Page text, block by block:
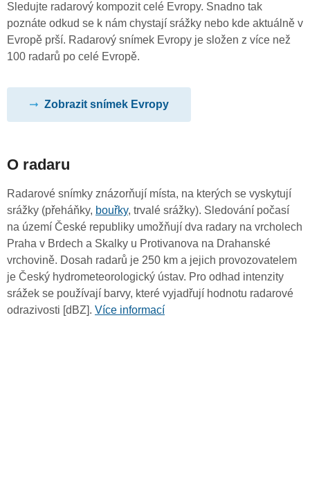
Sledujte radarový kompozit celé Evropy. Snadno tak
poznáte odkud se k nám chystají srážky nebo kde aktuálně v
Evropě prší. Radarový snímek Evropy je složen z více než
100 radarů po celé Evropě.
Zobrazit snímek Evropy
O radaru
Radarové snímky znázorňují místa, na kterých se vyskytují
srážky (přeháňky, bouřky, trvalé srážky). Sledování počasí
na území České republiky umožňují dva radary na vrcholech
Praha v Brdech a Skalky u Protivanova na Drahanské
vrchovině. Dosah radarů je 250 km a jejich provozovatelem
je Český hydrometeorologický ústav. Pro odhad intenzity
srážek se používají barvy, které vyjadřují hodnotu radarové
odrazivosti [dBZ]. Více informací